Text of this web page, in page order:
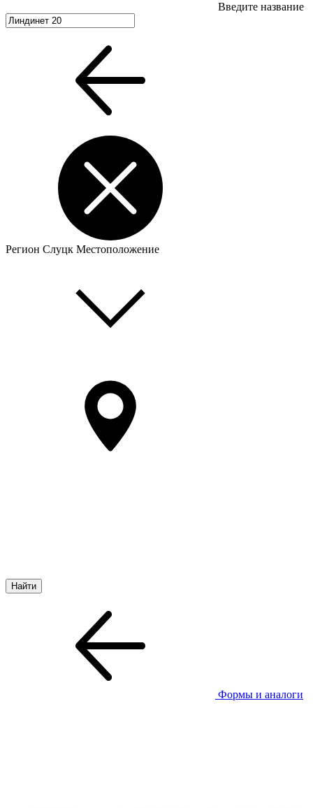
Введите название
Регион Слуцк Местоположение
Формы и аналоги